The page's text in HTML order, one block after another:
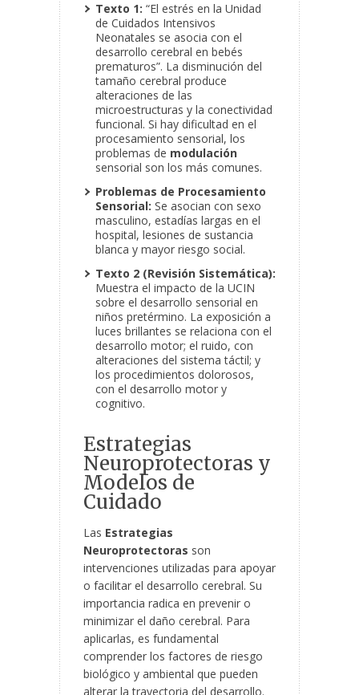
Texto 1: “El estrés en la Unidad
de Cuidados Intensivos
Neonatales se asocia con el
desarrollo cerebral en bebés
prematuros”. La disminución del
tamaño cerebral produce
alteraciones de las
microestructuras y la conectividad
funcional. Si hay dificultad en el
procesamiento sensorial, los
problemas de modulación
sensorial son los más comunes.
Problemas de Procesamiento
Sensorial: Se asocian con sexo
masculino, estadías largas en el
hospital, lesiones de sustancia
blanca y mayor riesgo social.
Texto 2 (Revisión Sistemática):
Muestra el impacto de la UCIN
sobre el desarrollo sensorial en
niños pretérmino. La exposición a
luces brillantes se relaciona con el
desarrollo motor; el ruido, con
alteraciones del sistema táctil; y
los procedimientos dolorosos,
con el desarrollo motor y
cognitivo.
Estrategias
Neuroprotectoras y
Modelos de
Cuidado
Las Estrategias
Neuroprotectoras son
intervenciones utilizadas para apoyar
o facilitar el desarrollo cerebral. Su
importancia radica en prevenir o
minimizar el daño cerebral. Para
aplicarlas, es fundamental
comprender los factores de riesgo
biológico y ambiental que pueden
alterar la trayectoria del desarrollo.